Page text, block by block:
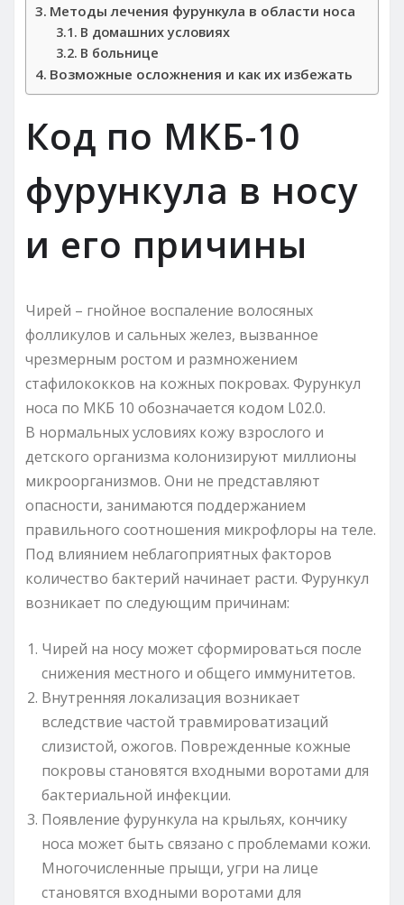
Методы лечения фурункула в области носа
В домашних условиях
В больнице
Возможные осложнения и как их избежать
Код по МКБ-10
фурункула в носу
и его причины
Чирей – гнойное воспаление волосяных
фолликулов и сальных желез, вызванное
чрезмерным ростом и размножением
стафилококков на кожных покровах. Фурункул
носа по МКБ 10 обозначается кодом L02.0.
В нормальных условиях кожу взрослого и
детского организма колонизируют миллионы
микроорганизмов. Они не представляют
опасности, занимаются поддержанием
правильного соотношения микрофлоры на теле.
Под влиянием неблагоприятных факторов
количество бактерий начинает расти. Фурункул
возникает по следующим причинам:
Чирей на носу может сформироваться после
снижения местного и общего иммунитетов.
Внутренняя локализация возникает
вследствие частой травмироватизаций
слизистой, ожогов. Поврежденные кожные
покровы становятся входными воротами для
бактериальной инфекции.
Появление фурункула на крыльях, кончику
носа может быть связано с проблемами кожи.
Многочисленные прыщи, угри на лице
становятся входными воротами для